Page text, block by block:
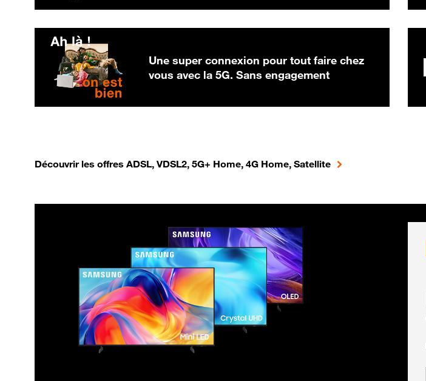
Une super connexion pour tout faire chez
vous avec la 5G. Sans engagement
Découvrir les offres ADSL, VDSL2, 5G+ Home, 4G Home, Satellite